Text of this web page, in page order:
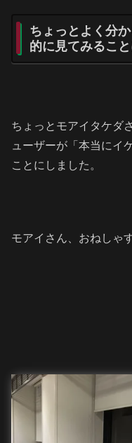
ちょっとよく分
的に見てみること
ちょっとモアイタケダ
ューザーが「本当にイ
ことにしました。
モアイさん、おねしゃす